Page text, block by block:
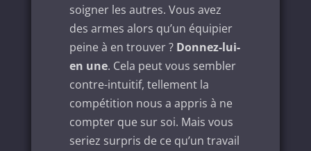
soigner les autres. Vous avez
des armes alors qu’un équipier
peine à en trouver ? Donnez-lui-
en une. Cela peut vous sembler
contre-intuitif, tellement la
compétition nous a appris à ne
compter que sur soi. Mais vous
seriez surpris de ce qu’un travail